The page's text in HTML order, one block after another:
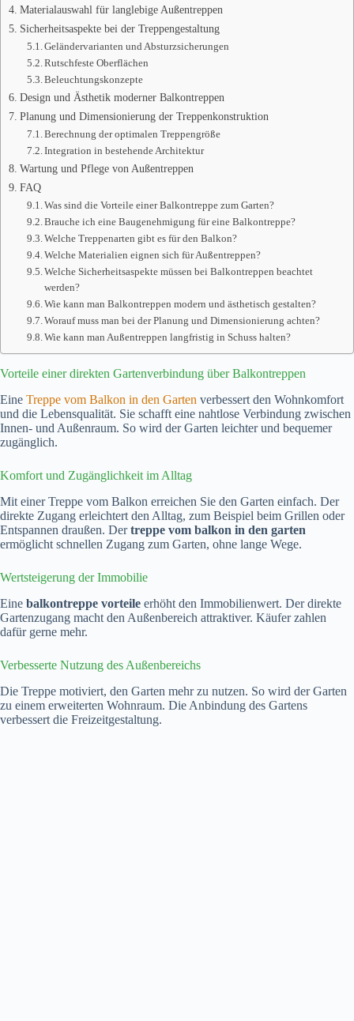
Materialauswahl für langlebige Außentreppen
Sicherheitsaspekte bei der Treppengestaltung
Geländervarianten und Absturzsicherungen
Rutschfeste Oberflächen
Beleuchtungskonzepte
Design und Ästhetik moderner Balkontreppen
Planung und Dimensionierung der Treppenkonstruktion
Berechnung der optimalen Treppengröße
Integration in bestehende Architektur
Wartung und Pflege von Außentreppen
FAQ
Was sind die Vorteile einer Balkontreppe zum Garten?
Brauche ich eine Baugenehmigung für eine Balkontreppe?
Welche Treppenarten gibt es für den Balkon?
Welche Materialien eignen sich für Außentreppen?
Welche Sicherheitsaspekte müssen bei Balkontreppen beachtet
werden?
Wie kann man Balkontreppen modern und ästhetisch gestalten?
Worauf muss man bei der Planung und Dimensionierung achten?
Wie kann man Außentreppen langfristig in Schuss halten?
Vorteile einer direkten Gartenverbindung über Balkontreppen
Eine Treppe vom Balkon in den Garten verbessert den Wohnkomfort
und die Lebensqualität. Sie schafft eine nahtlose Verbindung zwischen
Innen- und Außenraum. So wird der Garten leichter und bequemer
zugänglich.
Komfort und Zugänglichkeit im Alltag
Mit einer Treppe vom Balkon erreichen Sie den Garten einfach. Der
direkte Zugang erleichtert den Alltag, zum Beispiel beim Grillen oder
Entspannen draußen. Dertreppe vom balkon in den garten
ermöglicht schnellen Zugang zum Garten, ohne lange Wege.
Wertsteigerung der Immobilie
Eine balkontreppe vorteile erhöht den Immobilienwert. Der direkte
Gartenzugang macht den Außenbereich attraktiver. Käufer zahlen
dafür gerne mehr.
Verbesserte Nutzung des Außenbereichs
Die Treppe motiviert, den Garten mehr zu nutzen. So wird der Garten
zu einem erweiterten Wohnraum. Die Anbindung des Gartens
verbessert die Freizeitgestaltung.